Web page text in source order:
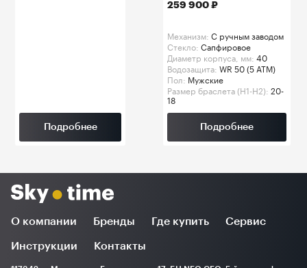
Подробнее
259 900 ₽
Механизм: C ручным заводом
Стекло: Сапфировое
Диаметр корпуса, мм: 40
Водозащита: WR 50 (5 ATM)
Пол: Мужские
Размер браслета (H1-H2): 20-
18
Подробнее
О компании Бренды Где купить Сервис
Инструкции Контакты